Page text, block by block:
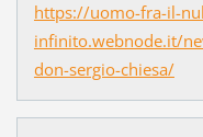
https://uomo-fra-il-
infinito.webnode.it/
don-sergio-chiesa/